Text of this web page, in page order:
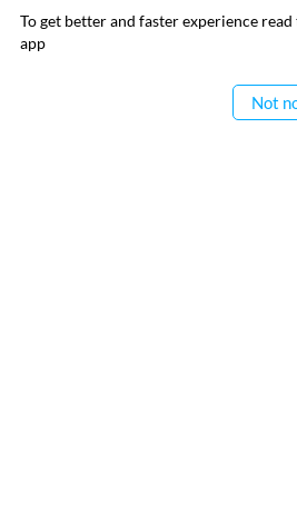
To get better and faster experience
app
Not